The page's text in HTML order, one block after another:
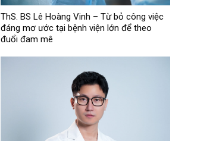
ThS. BS Lê Hoàng Vinh – Từ bỏ công việc
đáng mơ ước tại bệnh viện lớn để theo
đuổi đam mê